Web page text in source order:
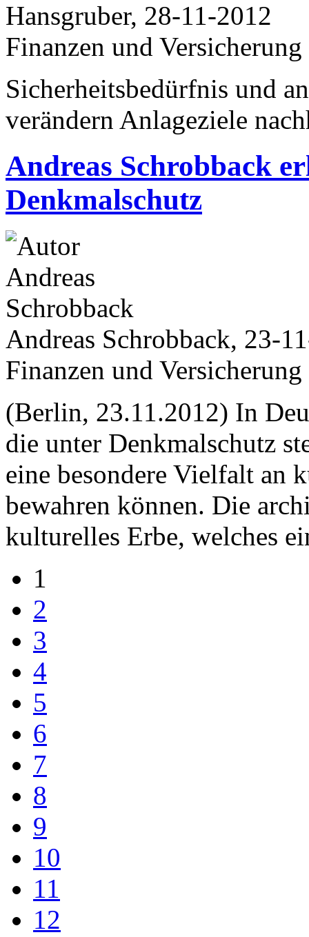
Hansgruber, 28-11-2012
Finanzen und Versicherung
Sicherheitsbedürfnis und
verändern Anlageziele
Andreas Schrobback
Denkmalschutz
Andreas Schrobback, 23-
Finanzen und Versicherung
(Berlin, 23.11.2012) In
die unter Denkmalschutz
eine besondere Vielfalt an
bewahren können. Die
kulturelles Erbe, welches
1
2
3
4
5
6
7
8
9
10
11
12